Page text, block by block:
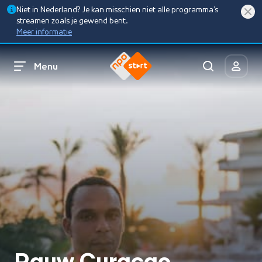
Niet in Nederland? Je kan misschien niet alle programma’s
streamen zoals je gewend bent.
Meer informatie
Menu